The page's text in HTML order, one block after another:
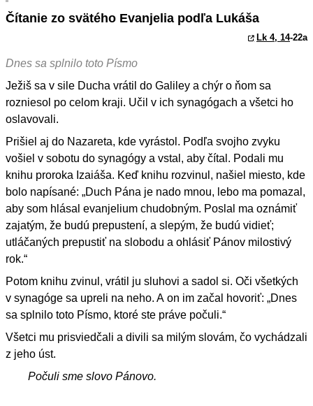
Čítanie zo svätého Evanjelia podľa Lukáša
Lk 4, 14-22a
Dnes sa splnilo toto Písmo
Ježiš sa v sile Ducha vrátil do Galiley a chýr o ňom sa
rozniesol po celom kraji. Učil v ich synagógach a všetci ho
oslavovali.
Prišiel aj do Nazareta, kde vyrástol. Podľa svojho zvyku
vošiel v sobotu do synagógy a vstal, aby čítal. Podali mu
knihu proroka Izaiáša. Keď knihu rozvinul, našiel miesto, kde
bolo napísané: „Duch Pána je nado mnou, lebo ma pomazal,
aby som hlásal evanjelium chudobným. Poslal ma oznámiť
zajatým, že budú prepustení, a slepým, že budú vidieť;
utláčaných prepustiť na slobodu a ohlásiť Pánov milostivý
rok.“
Potom knihu zvinul, vrátil ju sluhovi a sadol si. Oči všetkých
v synagóge sa upreli na neho. A on im začal hovoriť: „Dnes
sa splnilo toto Písmo, ktoré ste práve počuli.“
Všetci mu prisviedčali a divili sa milým slovám, čo vychádzali
z jeho úst.
Počuli sme slovo Pánovo.